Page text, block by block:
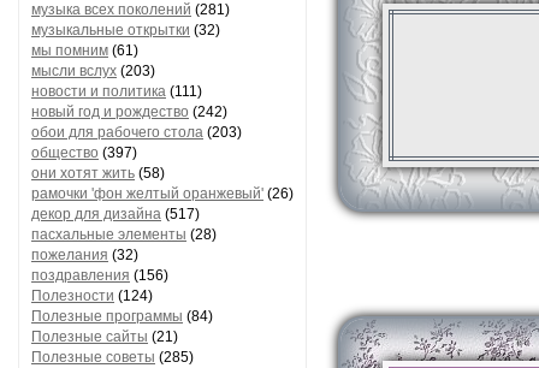
музыка всех поколений (281)
музыкальные открытки (32)
мы помним (61)
мысли вслух (203)
новости и политика (111)
новый год и рождество (242)
обои для рабочего стола (203)
общество (397)
они хотят жить (58)
рамочки 'фон желтый оранжевый' (26)
декор для дизайна (517)
пасхальные элементы (28)
пожелания (32)
поздравления (156)
Полезности (124)
Полезные программы (84)
Полезные сайты (21)
Полезные советы (285)